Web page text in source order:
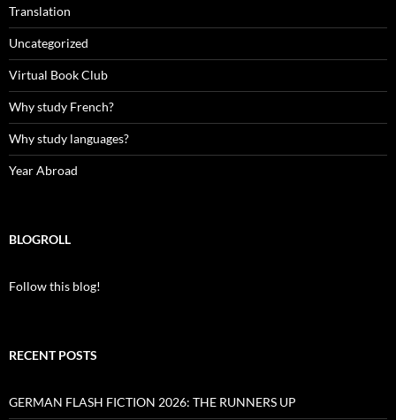
Translation
Uncategorized
Virtual Book Club
Why study French?
Why study languages?
Year Abroad
BLOGROLL
Follow this blog!
RECENT POSTS
GERMAN FLASH FICTION 2026: THE RUNNERS UP